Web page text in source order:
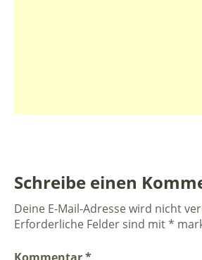
Schreibe einen
Deine E-Mail-Adresse wird nicht
Erforderliche Felder sind mit*